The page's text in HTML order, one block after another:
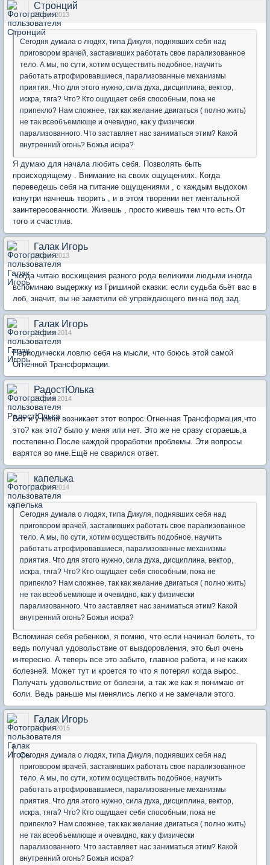
Стронций
25 дек 2013
Сегодня думала о людях, типа Дикуля, поднявших себя над
приговором врачей, заставивших работать свое парализованное
тело. А мы, по сути, хотим осуществить подобное, научить
работать атрофировавшиеся, парализованные механизмы
приятия. Что для этого нужно, сила духа, дисциплина, вектор,
искра, тяга? Что? Кто ощущает себя способным, пока не
припекло? Нам сложнее, так как желание двигаться ( полно жить)
не так всеобъемлюще и очевидно, как у физически
парализованного. Что заставляет нас заниматься этим? Какой
внутренний огонь? Божья искра?
Я думаю для начала любить себя. Позволять быть
происходящему . Внимание на своих ощущениях. Когда
переведешь себя на питание ощущениями , с каждым выдохом
изнутри начнешь творить , и в этом творении нет ментальной
заинтересованности. Живешь , просто живешь тем что есть.От
того и счастлив.
Галак Игорь
27 дек 2013
когда читаю восхищения разного рода великими людьми иногда
вспоминаю выдержку из Гришиной сказки: если судьба бьёт вас в
лоб, значит, вы не заметили её упреждающего пинка под зад.
Галак Игорь
26 фев 2014
Периодически ловлю себя на мысли, что боюсь этой самой
Огненной Трансформации.
РадостЮлька
26 фев 2014
Вот и у меня возникает этот вопрос.Огненная Трансформация,что
это? как это? было у меня или нет. Это же не сразу сгораешь,а
постепенно.После каждой проработки проблемы. Эти вопросы
варятся во мне.Ещё не сварился ответ.
капелька
11 сен 2014
Сегодня думала о людях, типа Дикуля, поднявших себя над
приговором врачей, заставивших работать свое парализованное
тело. А мы, по сути, хотим осуществить подобное, научить
работать атрофировавшиеся, парализованные механизмы
приятия. Что для этого нужно, сила духа, дисциплина, вектор,
искра, тяга? Что? Кто ощущает себя способным, пока не
припекло? Нам сложнее, так как желание двигаться ( полно жить)
не так всеобъемлюще и очевидно, как у физически
парализованного. Что заставляет нас заниматься этим? Какой
внутренний огонь? Божья искра?
Вспоминая себя ребенком, я помню, что если начинал болеть, то
ведь получал удовольствие от выздоровления, это был очень
интересно. А теперь все это забыто, главное работа, и не каких
болезней. Может тут и кроется то что я потерял когда вырос.
Получать удовольствие от болезни, а так же как я понимаю от
боли. Ведь раньше мы менялись легко и не замечали этого.
Галак Игорь
23 янв 2015
Сегодня думала о людях, типа Дикуля, поднявших себя над
приговором врачей, заставивших работать свое парализованное
тело. А мы, по сути, хотим осуществить подобное, научить
работать атрофировавшиеся, парализованные механизмы
приятия. Что для этого нужно, сила духа, дисциплина, вектор,
искра, тяга? Что? Кто ощущает себя способным, пока не
припекло? Нам сложнее, так как желание двигаться ( полно жить)
не так всеобъемлюще и очевидно, как у физически
парализованного. Что заставляет нас заниматься этим? Какой
внутренний огонь? Божья искра?